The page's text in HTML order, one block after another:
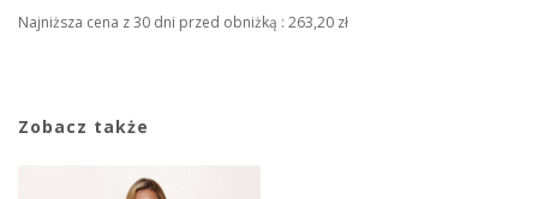
Najniższa cena z 30 dni przed obniżką : 263,20 zł
Zobacz także